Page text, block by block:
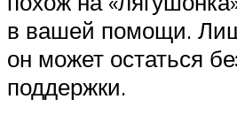
в вашей помощи.
он может остаться
поддержки.